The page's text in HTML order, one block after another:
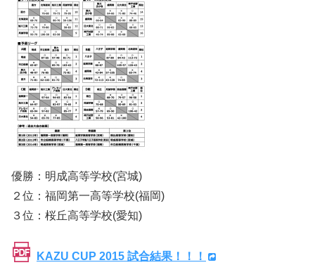
優勝：明成高等学校(宮城)
２位：福岡第一高等学校(福岡)
３位：桜丘高等学校(愛知)
KAZU CUP 2015 試合結果！！！